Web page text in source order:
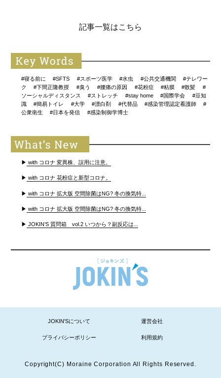
記事一覧はこちら
#寝る前に #SFTS #スポーツ医学 #水虫 #公共交通機関
#テレワー
ク
#下間正隆教授 #臭う #腰痛の原因 #花粉症 #粘膜 #散髪
#
ソーシャルディスタンス
#ストレッチ #stay home #国際学会
#豆知
識
#簡易トイレ #大学 #漂白剤 #代替品 #感染管理認定看護師
#
公衆衛生
#日本を発信 #感染制御学博士
▶ with コロナ 変異株、誤用に注意。
▶ with コロナ 花粉症と新型コロナ。
▶ with コロナ 拡大版 空間除菌はNG? 冬の換気特...
▶ with コロナ 拡大版 空間除菌はNG? 冬の換気特...
▶ JOKIN’S 質問箱 vol.2 いつから？副反応は...
JOKIN'Sについて 運営会社
プライバシーポリシー 利用規約
Copyright(C) Moraine Corporation All Rights Reserved.